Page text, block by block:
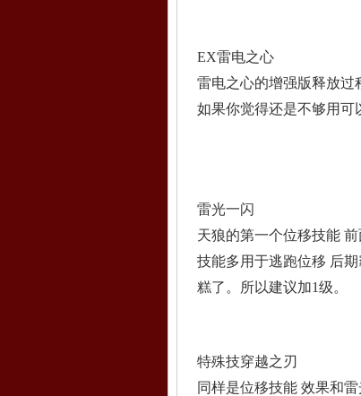
EX雷电之心
雷电之心的增强版释放
如果你觉得还是不够用可
雷光一闪
天狼的第一个位移技能
技能多用于逃跑位移 后
糕了。所以建议加1级。
特殊技穿越之刃
同样是位移技能 效果和